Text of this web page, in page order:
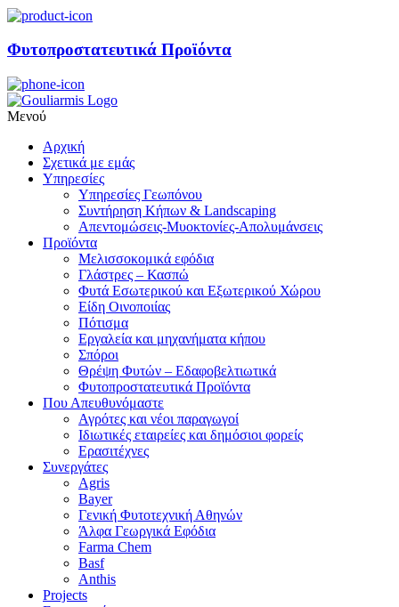
Φυτοπροστατευτικά Προϊόντα
Μενού
Αρχική
Σχετικά με εμάς
Υπηρεσίες
Υπηρεσίες Γεωπόνου
Συντήρηση Κήπων & Landscaping
Απεντομώσεις-Μυοκτονίες-Απολυμάνσεις
Προϊόντα
Μελισσοκομικά εφόδια
Γλάστρες – Κασπώ
Φυτά Εσωτερικού και Εξωτερικού Χώρου
Είδη Οινοποιίας
Πότισμα
Εργαλεία και μηχανήματα κήπου
Σπόροι
Θρέψη Φυτών – Εδαφοβελτιωτικά
Φυτοπροστατευτικά Προϊόντα
Που Απευθυνόμαστε
Αγρότες και νέοι παραγωγοί
Ιδιωτικές εταιρείες και δημόσιοι φορείς
Ερασιτέχνες
Συνεργάτες
Agris
Bayer
Γενική Φυτοτεχνική Αθηνών
Άλφα Γεωργικά Εφόδια
Farma Chem
Basf
Anthis
Projects